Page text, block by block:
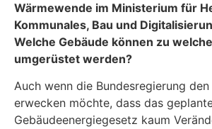
Wärmewende im Ministerium für
Kommunales, Bau und
Welche Gebäude können zu
umgerüstet werden?
Auch wenn die Bundesregierung
erwecken möchte, dass das
Gebäudeenergiegesetz kaum